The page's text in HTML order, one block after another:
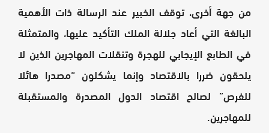
من جهة أخرى، توقف الخبير عند الرسالة ذات الأهمية
البالغة التي أعاد جلالة الملك التأكيد عليها، والمتمثلة
في الطابع الإيجابي للهجرة وتنقلات المهاجرين الذين لا
يلحقون ضررا بالاقتصاد وإنما يشكلون “مصدرا هائلا
للفرص” لصالح اقتصاد الدول المصدرة والمستقبلة
للمهاجرين.